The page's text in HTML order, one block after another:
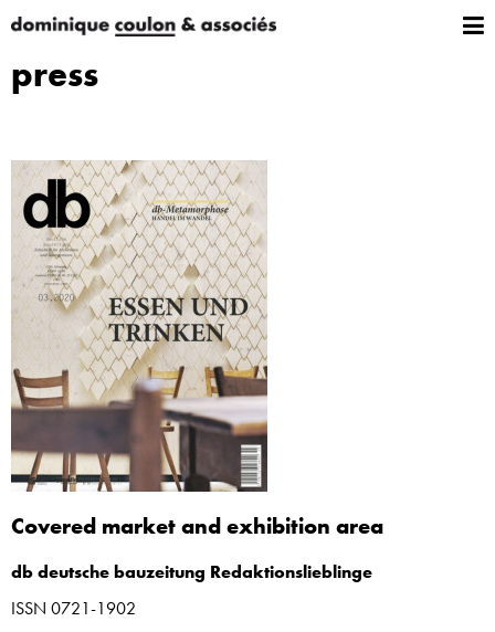
press
Covered market and exhibition area
db deutsche bauzeitung Redaktionslieblinge
ISSN 0721-1902